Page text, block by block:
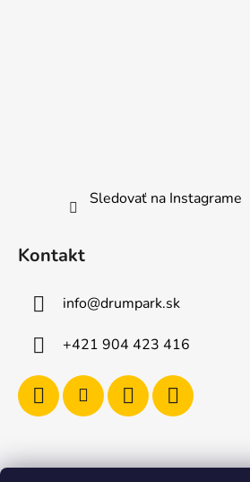
Sledovať na Instagrame
Kontakt
info@drumpark.sk
+421 904 423 416